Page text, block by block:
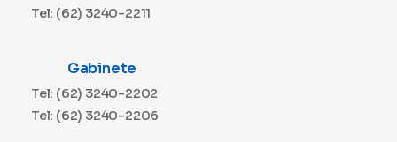
Tel: (62) 3240-2211
Gabinete
Tel: (62) 3240-2202
Tel: (62) 3240-2206